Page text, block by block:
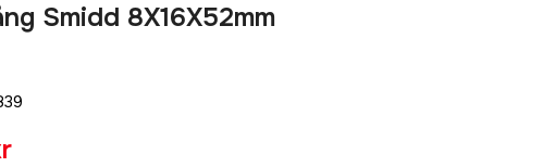
Smidd 8X16X52mm